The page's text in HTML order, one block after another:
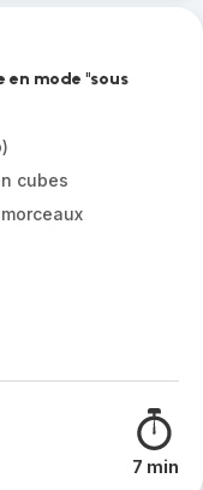
en mode "sous
cubes
7 min